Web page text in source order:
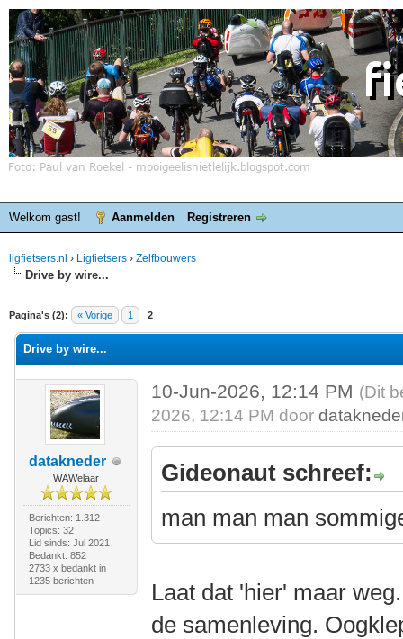
Welkom gast! Aanmelden Registreren
ligfietsers.nl › Ligfietsers › Zelfbouwers
Drive by wire...
Pagina's (2): « Vorige 1 2
waardering is 0
Drive by wire...
datakneder
WAWelaar
Berichten: 1.312
Topics: 32
Lid sinds: Jul 2021
Bedankt: 852
2733 x bedankt in
1235 berichten
10-Jun-2026, 12:14 PM (Dit
2026, 12:14 PM door
Gideonaut schreef:
man man man
Laat dat 'hier' maar
de samenleving.